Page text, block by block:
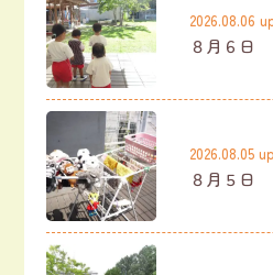
2026.08.06
８月６日
2026.08.05 up
８月５日